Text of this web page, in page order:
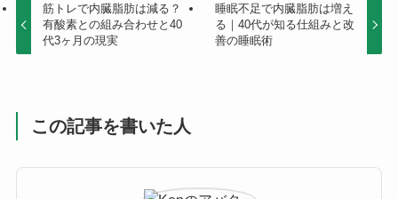
筋トレで内臓脂肪は減る？
有酸素との組み合わせと40
代3ヶ月の現実
睡眠不足で内臓脂肪は増え
る｜40代が知る仕組みと改
善の睡眠術
この記事を書いた人